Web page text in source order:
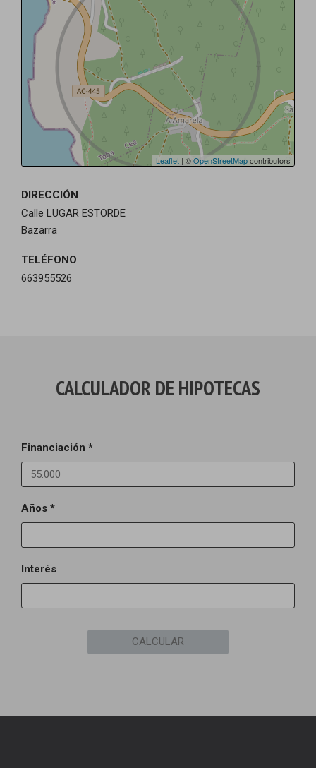
Leaflet | ©OpenStreetMapcontributors
DIRECCIÓN
Calle LUGAR ESTORDE
Bazarra
TELÉFONO
663955526
CALCULADOR DE HIPOTECAS
Financiación *
Años *
Interés
CALCULAR